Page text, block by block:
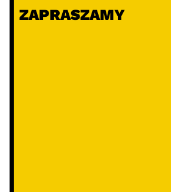
ZAPRASZAMY